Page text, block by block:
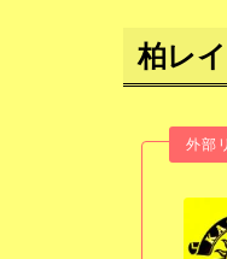
柏レ